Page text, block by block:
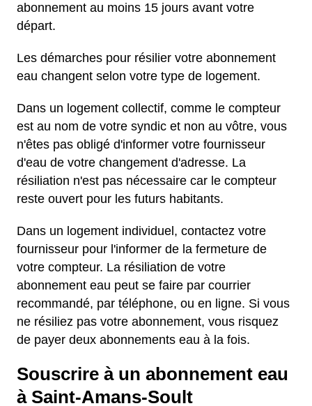
abonnement au moins 15 jours avant votre
départ.
Les démarches pour résilier votre abonnement
eau changent selon votre type de logement.
Dans un logement collectif, comme le compteur
est au nom de votre syndic et non au vôtre, vous
n'êtes pas obligé d'informer votre fournisseur
d'eau de votre changement d'adresse. La
résiliation n'est pas nécessaire car le compteur
reste ouvert pour les futurs habitants.
Dans un logement individuel, contactez votre
fournisseur pour l'informer de la fermeture de
votre compteur. La résiliation de votre
abonnement eau peut se faire par courrier
recommandé, par téléphone, ou en ligne. Si vous
ne résiliez pas votre abonnement, vous risquez
de payer deux abonnements eau à la fois.
Souscrire à un abonnement eau
à Saint-Amans-Soult